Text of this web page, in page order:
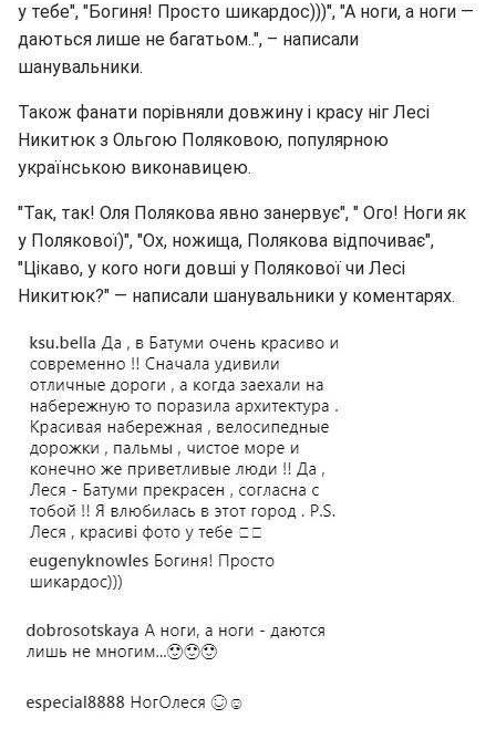
у тебе", "Богиня! Просто шикардос)))", "А ноги, а ноги —
даються лише не багатьом..", – написали
шанувальники.
Також фанати порівняли довжину і красу ніг Лесі
Никитюк з Ольгою Поляковою, популярною
українською виконавицею.
"Так, так! Оля Полякова явно занервує", " Ого! Ноги як
у Полякової)", "Ох, ножища, Полякова відпочиває",
"Цікаво, у кого ноги довші у Полякової чи Лесі
Никитюк?" — написали шанувальники у коментарях.